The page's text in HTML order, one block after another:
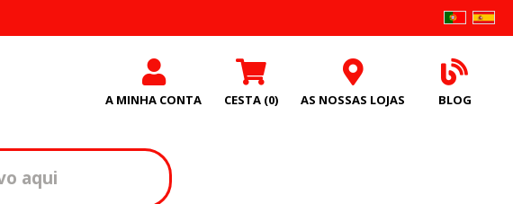
A MINHA CONTA CESTA (0) AS NOSSAS LOJAS BLOG